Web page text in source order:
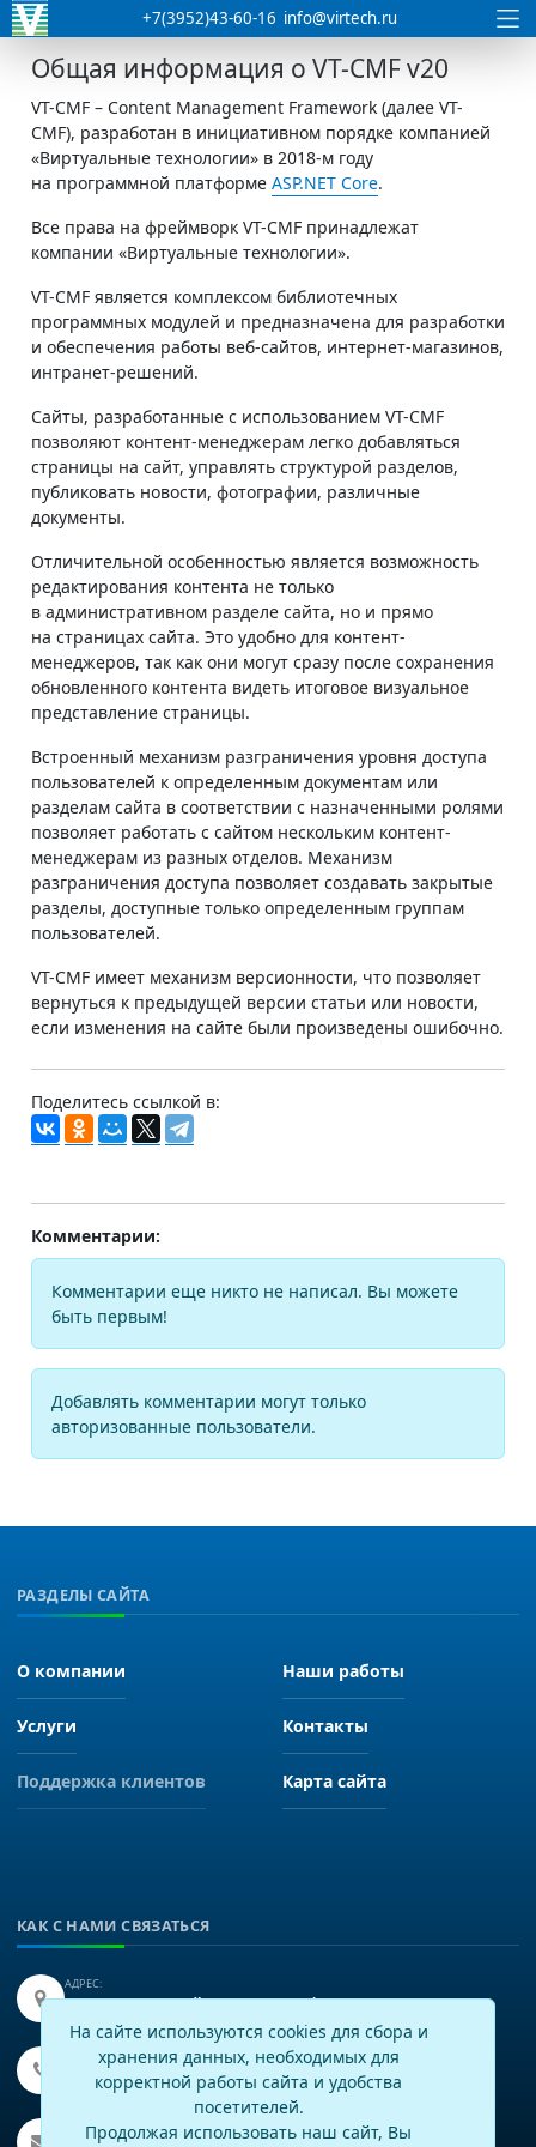
+7(3952)43-60-16 info@virtech.ru
Общая информация о VT-CMF v20
VT-CMF – Content Management Framework (далее VT-
CMF), разработан в инициативном порядке компанией
«Виртуальные технологии» в 2018-м году
на программной платформе ASP.NET Core.
Все права на фреймворк VT-CMF принадлежат
компании «Виртуальные технологии».
VT-CMF является комплексом библиотечных
программных модулей и предназначена для разработки
и обеспечения работы веб-сайтов, интернет-магазинов,
интранет-решений.
Сайты, разработанные с использованием VT-CMF
позволяют контент-менеджерам легко добавляться
страницы на сайт, управлять структурой разделов,
публиковать новости, фотографии, различные
документы.
Отличительной особенностью является возможность
редактирования контента не только
в административном разделе сайта, но и прямо
на страницах сайта. Это удобно для контент-
менеджеров, так как они могут сразу после сохранения
обновленного контента видеть итоговое визуальное
представление страницы.
Встроенный механизм разграничения уровня доступа
пользователей к определенным документам или
разделам сайта в соответствии с назначенными ролями
позволяет работать с сайтом нескольким контент-
менеджерам из разных отделов. Механизм
разграничения доступа позволяет создавать закрытые
разделы, доступные только определенным группам
пользователей.
VT-CMF имеет механизм версионности, что позволяет
вернуться к предыдущей версии статьи или новости,
если изменения на сайте были произведены ошибочно.
Поделитесь ссылкой в:
Комментарии:
Комментарии еще никто не написал. Вы можете
быть первым!
Добавлять комментарии могут только
авторизованные пользователи.
РАЗДЕЛЫ САЙТА
О компании Наши работы
Услуги Контакты
Поддержка клиентов Карта сайта
КАК С НАМИ СВЯЗАТЬСЯ
АДРЕС:
Иркутск, улица Байкальская 249, офис 225.
ТЕЛЕФОН:
+7(3952)43-60-16
EMAIL:
На сайте используются cookies для сбора и
хранения данных, необходимых для
корректной работы сайта и удобства
посетителей.
Продолжая использовать наш сайт, Вы